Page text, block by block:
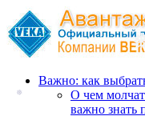
Важно: как
О чем
важно знать